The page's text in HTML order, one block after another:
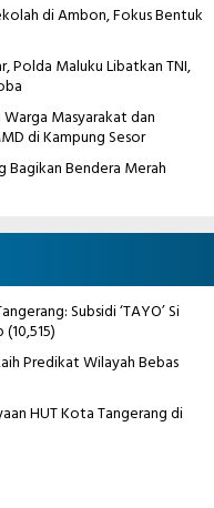
di Ambon, Fokus Bentuk
Polda Maluku Libatkan TNI,
Masyarakat dan
di Kampung Sesor
Bagikan Bendera Merah
Subsidi ‘TAYO’ Si
(10,515)
Predikat Wilayah Bebas
HUT Kota Tangerang di